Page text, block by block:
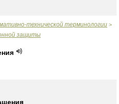
технической терминологии >
защиты